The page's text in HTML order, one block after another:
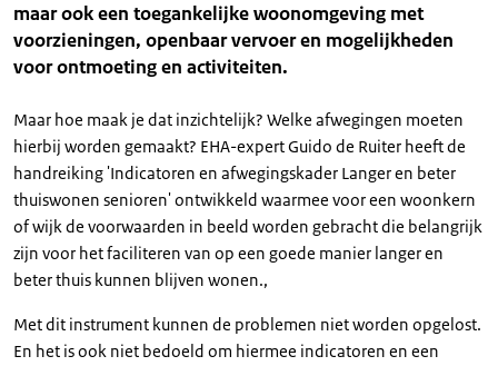
maar ook een toegankelijke woonomgeving met
voorzieningen, openbaar vervoer en mogelijkheden
voor ontmoeting en activiteiten.
Maar hoe maak je dat inzichtelijk? Welke afwegingen moeten
hierbij worden gemaakt? EHA-expert Guido de Ruiter heeft de
handreiking 'Indicatoren en afwegingskader Langer en beter
thuiswonen senioren' ontwikkeld waarmee voor een woonkern
of wijk de voorwaarden in beeld worden gebracht die belangrijk
zijn voor het faciliteren van op een goede manier langer en
beter thuis kunnen blijven wonen.,
Met dit instrument kunnen de problemen niet worden opgelost.
En het is ook niet bedoeld om hiermee indicatoren en een